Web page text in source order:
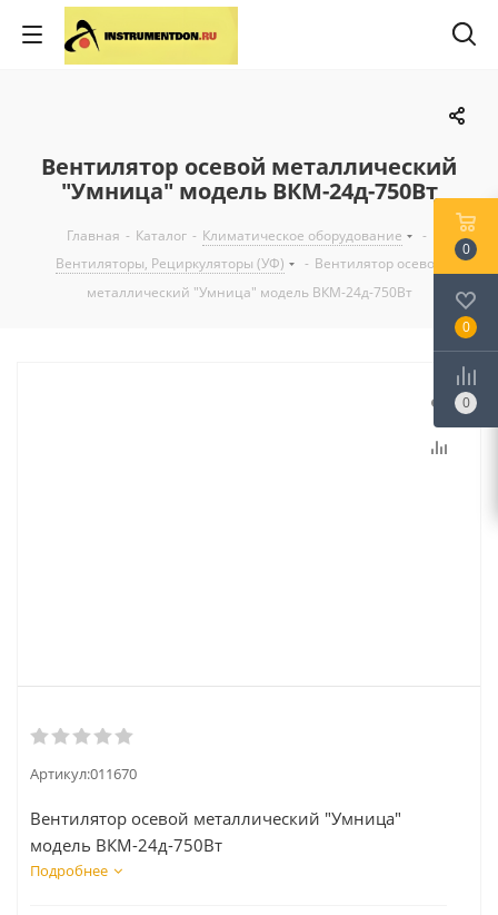
Вентилятор осевой металлический
"Умница" модель ВКМ-24д-750Вт
Главная - Каталог - Климатическое оборудование
-
Вентиляторы, Рециркуляторы (УФ)
- Вентилятор осевой
металлический "Умница" модель ВКМ-24д-750Вт
Артикул:011670
Вентилятор осевой металлический "Умница"
модель ВКМ-24д-750Вт
Подробнее
0
0
0